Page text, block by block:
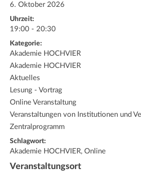
6. Oktober 2026
Uhrzeit:
19:00 - 20:30
Kategorie:
Akademie HOCHVIER
Akademie HOCHVIER
Aktuelles
Lesung - Vortrag
Online Veranstaltung
Veranstaltungen von Institutionen und
Zentralprogramm
Schlagwort:
Akademie HOCHVIER, Online
Veranstaltungsort